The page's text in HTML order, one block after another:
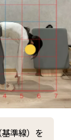
準線）を